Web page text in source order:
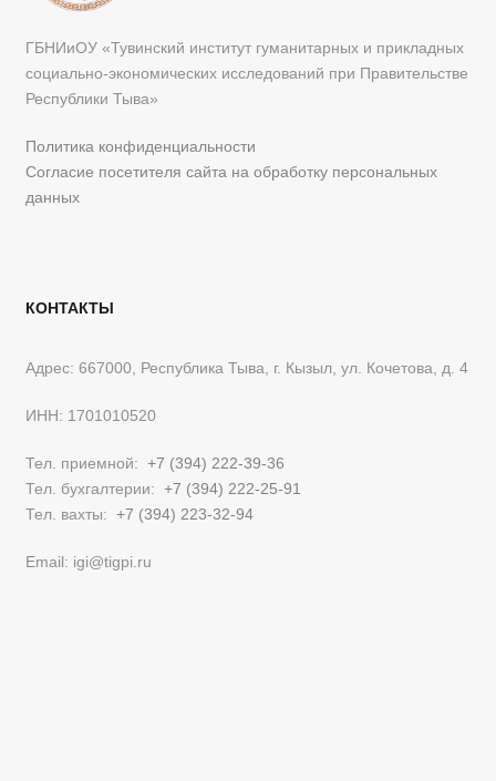
ГБНИиОУ «Тувинский институт гуманитарных и прикладных
социально-экономических исследований при Правительстве
Республики Тыва»
Политика конфиденциальности
Согласие посетителя сайта на обработку персональных
данных
КОНТАКТЫ
Адрес: 667000, Республика Тыва, г. Кызыл, ул. Кочетова, д. 4
ИНН: 1701010520
Тел. приемной: +7 (394) 222-39-36
Тел. бухгалтерии: +7 (394) 222-25-91
Тел. вахты: +7 (394) 223-32-94
Email: igi@tigpi.ru